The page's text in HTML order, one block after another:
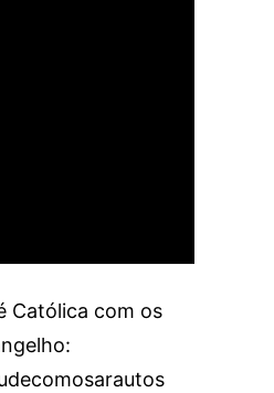
Católica com os